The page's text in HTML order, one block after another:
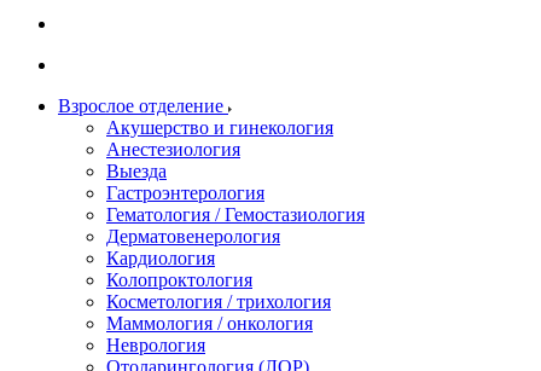
Взрослое отделение
Акушерство и гинекология
Анестезиология
Выезда
Гастроэнтерология
Гематология / Гемостазиология
Дерматовенерология
Кардиология
Колопроктология
Косметология / трихология
Маммология / онкология
Неврология
Отоларингология (ЛОР)